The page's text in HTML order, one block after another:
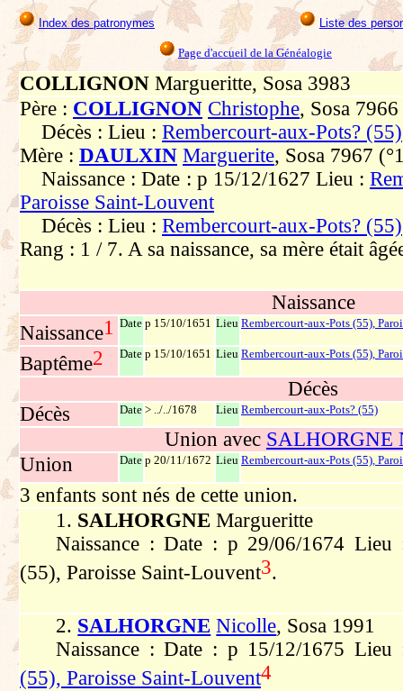
Index des patronymes Liste des
Page d'accueil de la Généalogie
COLLIGNON Margueritte, Sosa 3983
Père : COLLIGNON Christophe, Sosa 7966
Décès : Lieu : Rembercourt-aux-Pots? (55)
Mère : DAULXIN Marguerite, Sosa 7967
Naissance : Date : p 15/12/1627 Lieu :
Paroisse Saint-Louvent
Décès : Lieu : Rembercourt-aux-Pots? (55)
Rang : 1 / 7. A sa naissance, sa mère était
Naissance
Naissance1 Date p 15/10/1651 Lieu Rembercourt-aux-Pots (55),
Baptême2 Date p 15/10/1651 Lieu Rembercourt-aux-Pots (55),
Décès
Décès
Date > ../../1678 Lieu Rembercourt-aux-Pots? (55)
Union avec SALHORGNE
Union
Date p 20/11/1672 Lieu Rembercourt-aux-Pots (55),
3 enfants sont nés de cette union.
1. SALHORGNEMargueritte
Naissance : Date : p 29/06/1674 Lieu
(55), Paroisse Saint-Louvent3.
2. SALHORGNE Nicolle, Sosa 1991
Naissance : Date : p 15/12/1675
(55), Paroisse Saint-Louvent4